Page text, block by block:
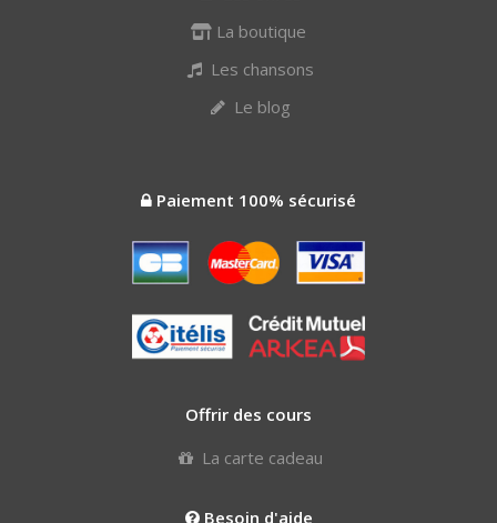
La boutique
Les chansons
Le blog
Paiement 100% sécurisé
Offrir des cours
La carte cadeau
Besoin d'aide